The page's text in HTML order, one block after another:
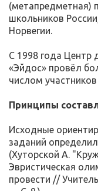
(метапредметная)
школьников
Норвегии.
С 1998 года Центр
«Эйдос» провёл
числом
Принципы
Исходные
заданий
(Хуторской А.
Эвристическая
провести //